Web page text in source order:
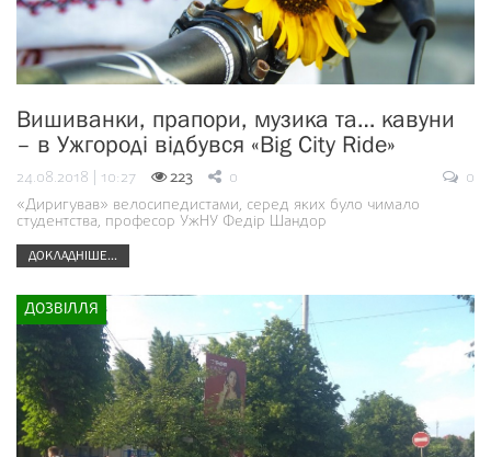
Вишиванки, прапори, музика та… кавуни
– в Ужгороді відбувся «Big City Ride»
24.08.2018 | 10:27 223 0
0
«Диригував» велосипедистами, серед яких було чимало
студентства, професор УжНУ Федір Шандор
ДОКЛАДНІШЕ...
ДОЗВІЛЛЯ